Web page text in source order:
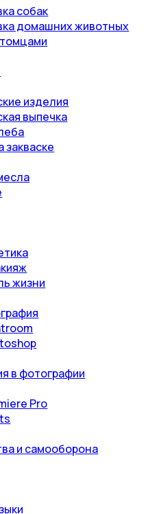
собак
домашних животных
изделия
выпечка
закваске
жизни
в фотографии
Pro
и самооборона